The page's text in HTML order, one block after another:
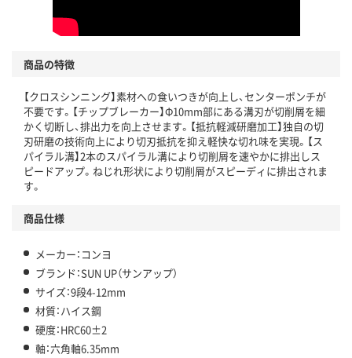
商品の特徴
【クロスシンニング】素材への食いつきが向上し、センターポンチが
不要です。【チップブレーカー】Φ10mm部にある溝刃が切削屑を細
かく切断し、排出力を向上させます。【抵抗軽減研磨加工】独自の切
刃研磨の技術向上により切刃抵抗を抑え軽快な切れ味を実現。【ス
パイラル溝】2本のスパイラル溝により切削屑を速やかに排出しス
ピードアップ。ねじれ形状により切削屑がスピーディに排出されま
す。
商品仕様
メーカー：コンヨ
ブランド：SUN UP（サンアップ）
サイズ：9段4-12mm
材質：ハイス鋼
硬度：HRC60±2
軸：六角軸6.35mm